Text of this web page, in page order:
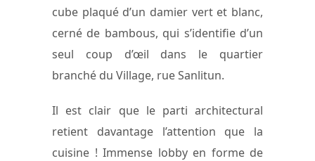
cube plaqué d’un damier vert et blanc,
cerné de bambous, qui s’identifie d’un
seul coup d’œil dans le quartier
branché du Village, rue Sanlitun.
Il est clair que le parti architectural
retient davantage l’attention que la
cuisine ! Immense lobby en forme de